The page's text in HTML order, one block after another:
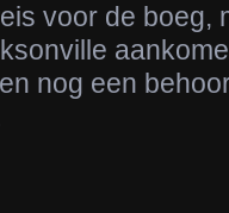
voor de boeg,
nog een